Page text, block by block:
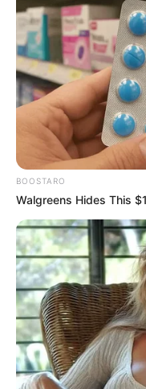
Një aksident i rëndë
mëngjesit (2 qershor)
vjeçari.
Shtetasi me iniciale
drejtonte u përfshi në
Plasmasit.
Sipas të dhënave
shpejtësi të lartë kur
pasojë e përplasjes,
një shtyllë ndriçimi.
Për shkak të forcës së